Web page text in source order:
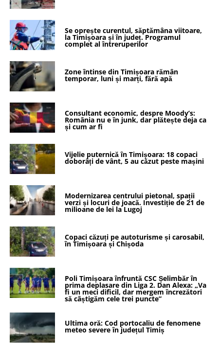
Se oprește curentul, săptămâna viitoare,
la Timișoara și în județ. Programul
complet al întreruperilor
Zone întinse din Timișoara rămân
temporar, luni și marți, fără apă
Consultant economic, despre Moody’s:
România nu e în junk, dar plătește deja ca
și cum ar fi
Vijelie puternică în Timișoara: 18 copaci
doborâți de vânt, 5 au căzut peste mașini
Modernizarea centrului pietonal, spații
verzi și locuri de joacă. Investiție de 21 de
milioane de lei la Lugoj
Copaci căzuți pe autoturisme și carosabil,
în Timișoara și Chișoda
Poli Timișoara înfruntă CSC Șelimbăr în
prima deplasare din Liga 2. Dan Alexa: „Va
fi un meci dificil, dar mergem încrezători
să câștigăm cele trei puncte”
Ultima oră: Cod portocaliu de fenomene
meteo severe în județul Timiș